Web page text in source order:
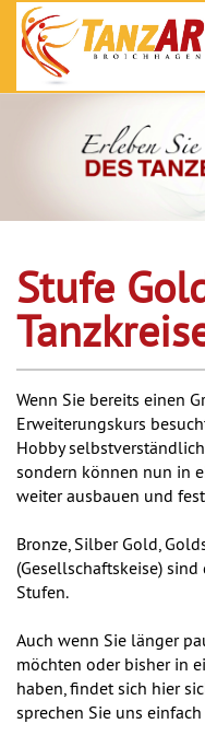
Stufe
Wenn Sie bereits einen
Erweiterungskurs
Hobby
sondern können nun in
weiter ausbauen und
Bronze, Silber Gold,
(Gesellschaftskeise)
Stufen.
Auch wenn Sie länger
möchten oder bisher in
haben, findet sich hier
sprechen Sie uns